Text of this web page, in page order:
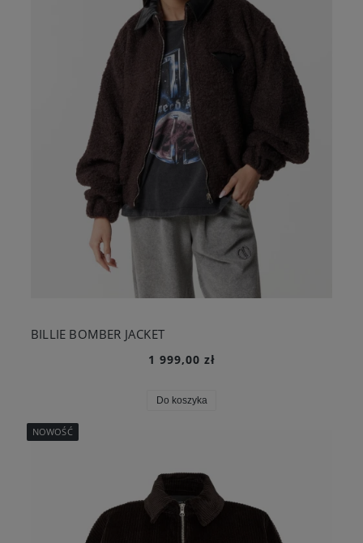
BILLIE BOMBER JACKET
1 999,00 zł
Do koszyka
NOWOŚĆ